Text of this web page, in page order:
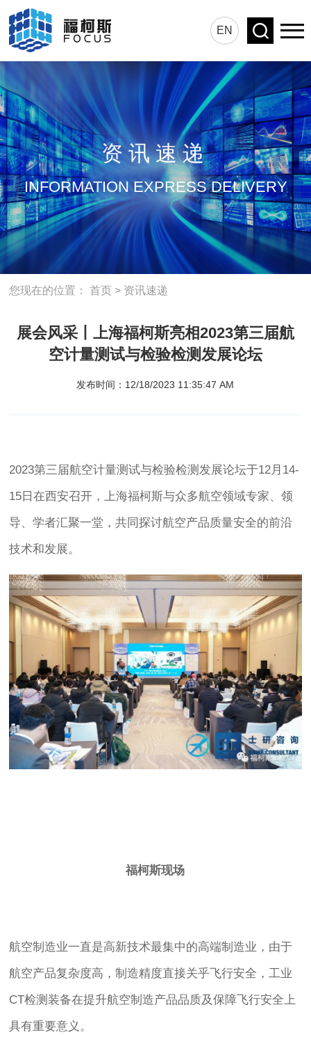
EN
资讯速递
INFORMATION EXPRESS DELIVERY
您现在的位置：首页 > 资讯速递
展会风采丨上海福柯斯亮相​2023第三届航
空计量测试与检验检测发展论坛
发布时间：12/18/2023 11:35:47 AM
2023第三届航空计量测试与检验检测发展论坛于12月14-
15日在西安召开，上海福柯斯与众多航空领域专家、领
导、学者汇聚一堂，共同探讨航空产品质量安全的前沿
技术和发展。
福柯斯现场
航空制造业一直是高新技术最集中的高端制造业，由于
航空产品复杂度高，制造精度直接关乎飞行安全，工业
CT检测装备在提升航空制造产品品质及保障飞行安全上
具有重要意义。